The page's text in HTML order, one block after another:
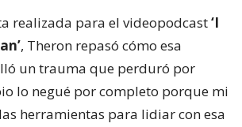
realizada para el videopodcast‘I
, Theron repasó cómo esa
un trauma que perduró por
lo negué por completo porque mi
herramientas para lidiar con esa